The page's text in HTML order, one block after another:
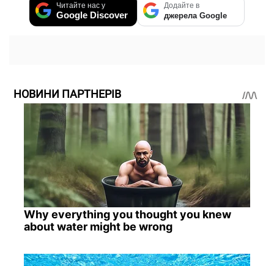
Читайте нас у
Google Discover
Додайте в
джерела Google
НОВИНИ ПАРТНЕРІВ
Why everything you thought you knew
about water might be wrong